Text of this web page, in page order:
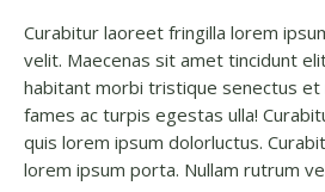
Curabitur laoreet fringilla lorem
velit. Maecenas sit amet tincidunt
habitant morbi tristique senectus et
fames ac turpis egestas ulla!
quis lorem ipsum dolorluctus.
lorem ipsum porta. Nullam rutrum